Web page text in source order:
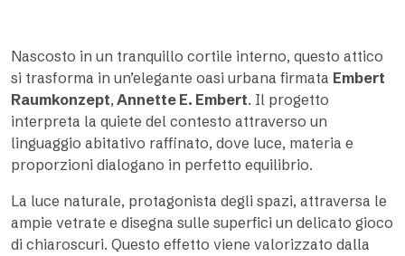
Nascosto in un tranquillo cortile interno, questo attico
si trasforma in un’elegante oasi urbana firmata Embert
Raumkonzept, Annette E. Embert. Il progetto
interpreta la quiete del contesto attraverso un
linguaggio abitativo raffinato, dove luce, materia e
proporzioni dialogano in perfetto equilibrio.
La luce naturale, protagonista degli spazi, attraversa le
ampie vetrate e disegna sulle superfici un delicato gioco
di chiaroscuri. Questo effetto viene valorizzato dalla